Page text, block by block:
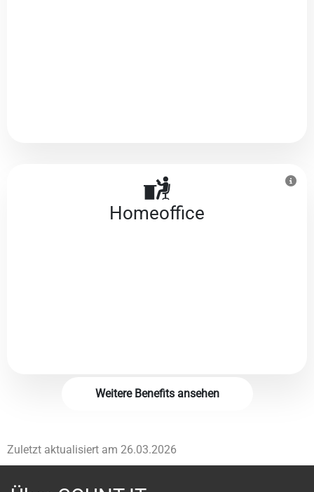
Homeoffice
Weitere Benefits ansehen
Zuletzt aktualisiert am 26.03.2026